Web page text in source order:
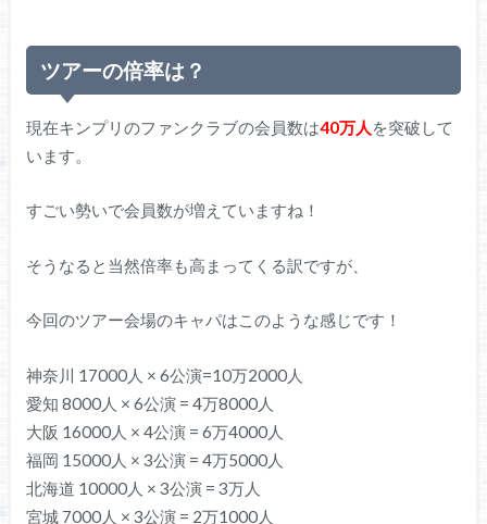
ツアーの倍率は？
現在キンプリのファンクラブの会員数は40万人 を突破して
います。
すごい勢いで会員数が増えていますね！
そうなると当然倍率も高まってくる訳ですが、
今回のツアー会場のキャパはこのような感じです！
神奈川 17000人 × 6公演=10万2000人
愛知 8000人 × 6公演 = 4万8000人
大阪 16000人 × 4公演 = 6万4000人
福岡 15000人 × 3公演 = 4万5000人
北海道 10000人 × 3公演 = 3万人
宮城 7000人 × 3公演 = 2万1000人